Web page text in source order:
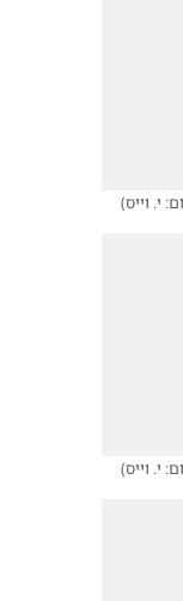
י. וייס)
י. וייס)